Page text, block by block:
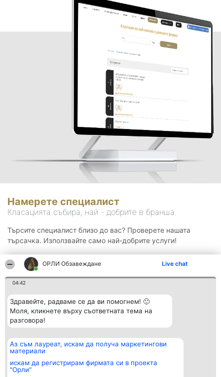
ОРЛИ Обзавеждане Live chat
04:42
Здравейте, радваме се да ви помогнем! 🙂
Моля, кликнете върху съответната тема на
разговора!
Аз съм лауреат, искам да получа маркетингови
материали
искам да регистрирам фирмата си в проекта
"Орли"
Намерете специалист
Класацията събира, най - добрите в бранша.
Търсите специалист близо до вас? Проверете нашата
търсачка. Използвайте само най-добрите услуги!
Организатор на
класиране
BulevardulAleea Timișul De
Sus Nr. 2, Bl. A30, Sc. A, Et.
Класация
всички
Контакти